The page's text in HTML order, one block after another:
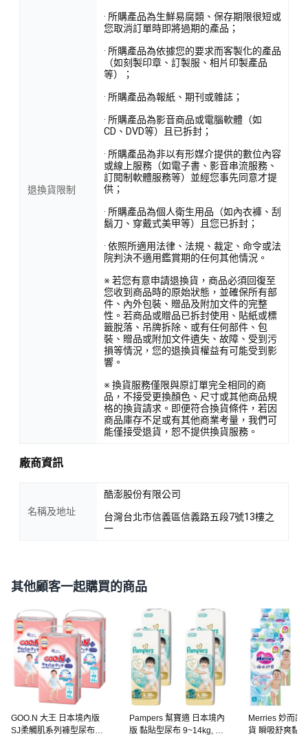
退換貨限制
· 所購產品為生鮮易腐類、保存期限很短或
您取消訂單時即將過期的產品；
· 所購產品為依據您的要求而客製化的產品
（如刻製印章、訂製服、相片印製產品
等）；
· 所購產品為報紙、期刊或雜誌；
· 所購產品為影音商品或電腦軟體（如
CD、DVD等）且已拆封；
· 所購產品為非以有形媒介提供的數位內容
或線上服務（如電子書、影音串流服務、
訂閱制軟體服務等）並經您事先同意才提
供；
· 所購產品為個人衛生用品（如內衣褲、刮
鬍刀、穿戴式美甲等）且您已拆封；
· 依照所適用法律、法規、裁定、命令或法
院判決不適用鑑賞期的任何其他情況。
※ 若您有意申請退換貨，商品必須回復至
您收到商品時的原始狀態，並確保所有部
件、內外包裝、贈品及附加文件的完整
性。若商品或贈品已拆封使用、貼紙或標
籤脫落、吊牌拆除、或有任何部件、包
裝、贈品或附加文件遺失、故障、受到污
損等情況，您的退換貨權益有可能受到影
響。
※ 換貨服務僅限與原訂單完全相同的商
品，不接受更換顏色、尺寸或其他商品規
格的換貨請求。即便符合換貨條件，若因
商品庫存不足或有其他商業考量，我們可
能僅接受退貨，恕不提供換貨服務。
廠商資訊
名稱及地址
酷澎股份有限公司
台灣台北市信義區信義路五段7號13樓之
一
其他顧客一起購買的商品
GOO.N 大王 日本境內版
SJ柔觸肌系列褲型尿布
Pampers 幫寶適 日本境內
版 黏貼型尿布 9~14kg, L,
Merries 妙而舒
貨 瞬吸舒爽黏